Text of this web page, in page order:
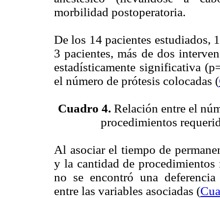
morbilidad postoperatoria.
De los 14 pacientes estudiados,
3 pacientes, más de dos
estadísticamente significativa
el número de prótesis colocadas (
Cuadro 4. Relación entre el
procedimientos
Al asociar el tiempo de
y la cantidad de
no se encontró una
entre las variables asociadas (